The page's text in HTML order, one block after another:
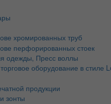
хромированных труб
перфорированных стоек
одежды, Пресс воллы
оборудование в стиле
продукции
зонты